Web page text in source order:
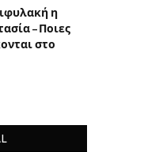
η
– Ποιες
στο